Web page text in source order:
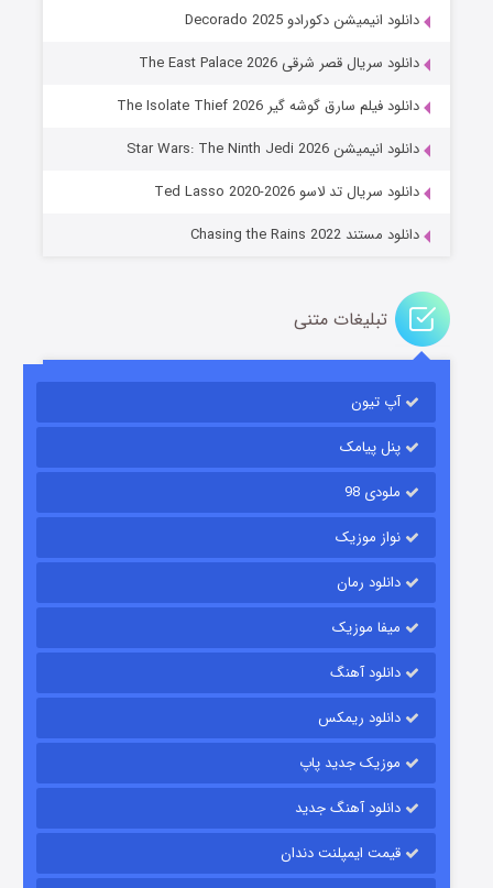
جادوگری در مغولستان
قسمت ۱۴ (زیرنویس) منتشر شد
قسمت
دانلود انیمیشن دکورادو Decorado 2025
دانلود سریال قصر شرقی The East Palace 2026
دانلود فیلم سارق گوشه گیر The Isolate Thief 2026
دانلود انیمیشن Star Wars: The Ninth Jedi 2026
دانلود سریال تد لاسو Ted Lasso 2020-2026
دانلود مستند Chasing the Rains 2022
تبلیغات متنی
آپ تیون
پنل پیامک
ملودی 98
نواز موزیک
دانلود رمان
میفا موزیک
دانلود آهنگ
دانلود ریمکس
موزیک جدید پاپ
دانلود آهنگ جدید
قیمت ایمپلنت دندان